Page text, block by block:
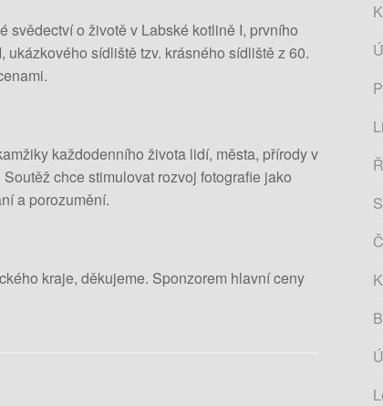
svědectví o životě v Labské kotlině I, prvního
sídliště tzv. krásného sídliště z 60.
každodenního života lidí, města, přírody v
chce stimulovat rozvoj fotografie jako
a porozumění.
kraje, děkujeme. Sponzorem hlavní ceny